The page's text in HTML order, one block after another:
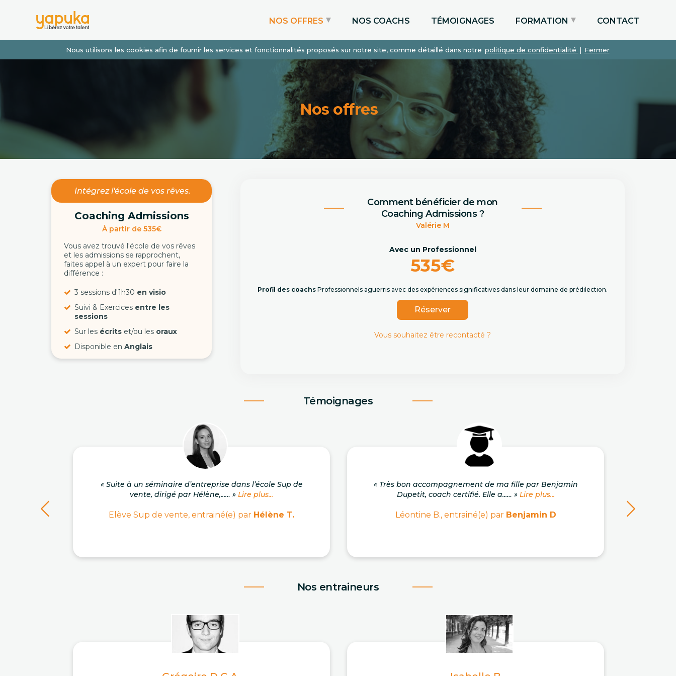
Nous utilisons les cookies afin de fournir les services et fonctionnalités proposés sur notre site, comme détaillé dans notre politique de confidentialité | Fermer
NOS OFFRES
Coaching Express
Coaching Admissions
Coaching Sur-mesure
NOS COACHS TÉMOIGNAGES FORMATION
Particuliers via le CPF
Etudiants
Entreprises
CONTACT
Nos offres
Intégrez l'école de vos rêves.
Coaching Admissions
À partir de 535€
Vous avez trouvé l'école de vos rêves
et les admissions se rapprochent,
faites appel à un expert pour faire la
différence :
3 sessions d'1h30 en visio
Suivi & Exercices entre les
sessions
Sur les écrits et/ou les oraux
Disponible en Anglais
Comment bénéficier de mon
Coaching Admissions ?
Valérie M
Avec un Professionnel
535€
Profil des coachsProfessionnels aguerris avec des expériences significatives dans leur domaine de prédilection.
Réserver
Vous souhaitez être recontacté ?
Témoignages
« Suite à un séminaire d’entreprise dans l’école Sup de
vente, dirigé par Hélène,...… » Lire plus...
Elève Sup de vente, entrainé(e) par Hélène T.
« Très bon accompagnement de ma fille par Benjamin
Dupetit, coach certifié. Elle a...… » Lire plus...
Léontine B., entrainé(e) par Benjamin D
Nos entraineurs